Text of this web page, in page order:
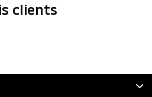
clients